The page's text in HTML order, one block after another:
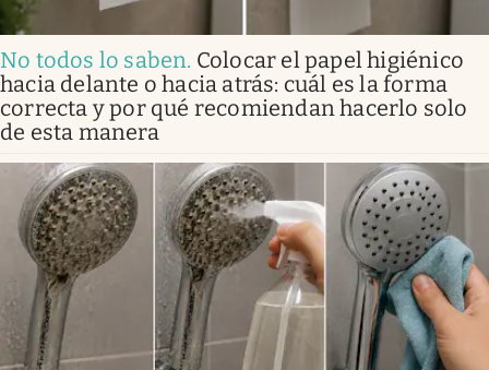
No todos lo saben. Colocar el papel higiénico
hacia delante o hacia atrás: cuál es la forma
correcta y por qué recomiendan hacerlo solo
de esta manera